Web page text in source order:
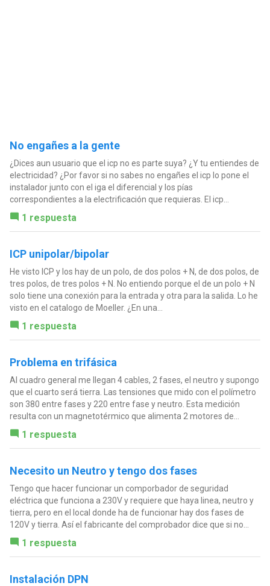
No engañes a la gente
¿Dices aun usuario que el icp no es parte suya? ¿Y tu entiendes de
electricidad? ¿Por favor si no sabes no engañes el icp lo pone el
instalador junto con el iga el diferencial y los pías
correspondientes a la electrificación que requieras. El icp...
1 respuesta
ICP unipolar/bipolar
He visto ICP y los hay de un polo, de dos polos + N, de dos polos, de
tres polos, de tres polos + N. No entiendo porque el de un polo + N
solo tiene una conexión para la entrada y otra para la salida. Lo he
visto en el catalogo de Moeller. ¿En una...
1 respuesta
Problema en trifásica
Al cuadro general me llegan 4 cables, 2 fases, el neutro y supongo
que el cuarto será tierra. Las tensiones que mido con el polímetro
son 380 entre fases y 220 entre fase y neutro. Esta medición
resulta con un magnetotérmico que alimenta 2 motores de...
1 respuesta
Necesito un Neutro y tengo dos fases
Tengo que hacer funcionar un comporbador de seguridad
eléctrica que funciona a 230V y requiere que haya linea, neutro y
tierra, pero en el local donde ha de funcionar hay dos fases de
120V y tierra. Así el fabricante del comprobador dice que si no...
1 respuesta
Instalación DPN